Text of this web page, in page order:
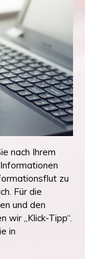
nach Ihrem
zu
Für die
und den
wir „Klick-Tipp“.
in